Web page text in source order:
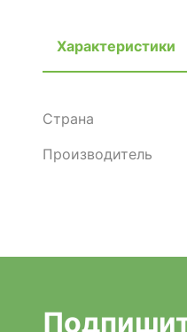
Характеристики
Страна
Производитель